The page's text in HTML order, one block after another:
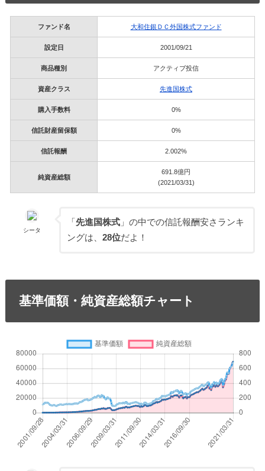
ファンド名 大和住銀ＤＣ外国株式ファンド
設定日 2001/09/21
商品種別 アクティブ投信
資産クラス 先進国株式
購入手数料 0%
信託財産留保額 0%
信託報酬 2.002%
純資産総額
691.8億円
(2021/03/31)
シータ
「先進国株式 」の中での信託報酬安さランキ
ングは、28位だよ！
基準価額・純資産総額チャート